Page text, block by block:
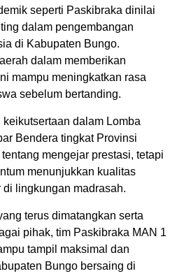
seperti Paskibraka dinilai
dalam pengembangan
di Kabupaten Bungo.
dalam memberikan
mampu meningkatkan rasa
sebelum bertanding.
dalam Lomba
Bendera tingkat Provinsi
mengejar prestasi, tetapi
menunjukkan kualitas
lingkungan madrasah.
terus dimatangkan serta
pihak, tim Paskibraka MAN 1
tampil maksimal dan
Bungo bersaing di